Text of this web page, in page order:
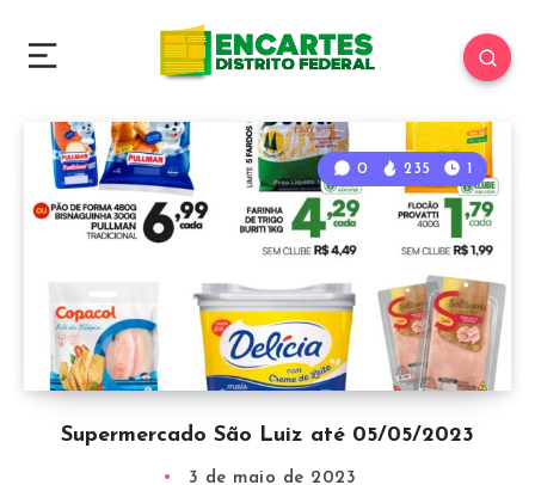
Supermercado São Luiz até 05/05/2023
0 235 1
3 de maio de 2023